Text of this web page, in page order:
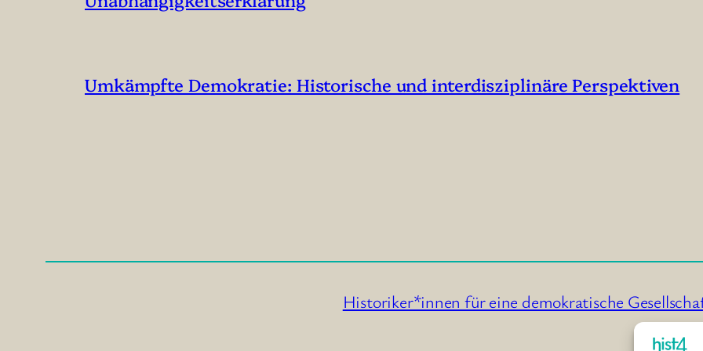
Umkämpfte Demokratie: Historische und interdisziplinäre Perspektiven
Historiker*innen für eine demokratische